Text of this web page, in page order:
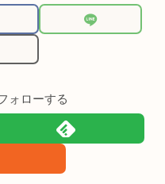
ォローする